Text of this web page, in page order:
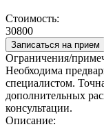
Стоимость:
30800
Записаться на прием
Ограничения/
Необходима
специалистом.
дополнительных
консультации.
Описание: